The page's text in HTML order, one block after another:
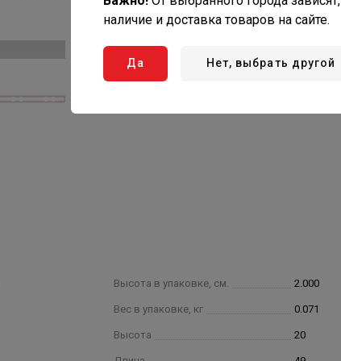
Высота в упаковке, см. 2.000
Вес в упаковке, кг 0.071
Высота 20
наличие и доставка товаров на сайте.
Да Нет, выбрать другой